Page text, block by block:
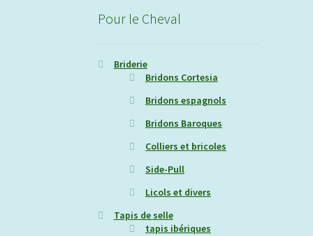
Pour le Cheval
Briderie
Bridons Cortesia
Bridons espagnols
Bridons Baroques
Colliers et bricoles
Side-Pull
Licols et divers
Tapis de selle
tapis ibériques